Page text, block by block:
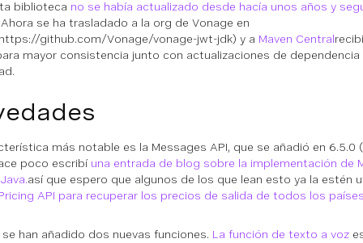
biblioteca no se había actualizado desde hacía unos años y
se ha trasladado a la org de Vonage en
github.com/Vonage/vonage-jwt-jdk) y a Maven Central
mayor consistencia junto con actualizaciones de dependencia
más notable es la Messages API, que se añadió en 6.5.0
poco escribí una entrada de blog sobre la implementación de
así que espero que algunos de los que lean esto ya la estén
API para recuperar los precios de salida de todos los
se han añadido dos nuevas funciones. La función de texto a voz